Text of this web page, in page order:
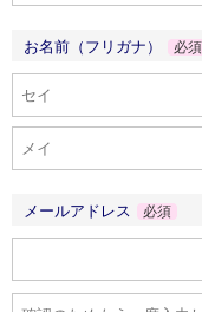
お名前（フリガナ） 必須
メールアドレス 必須